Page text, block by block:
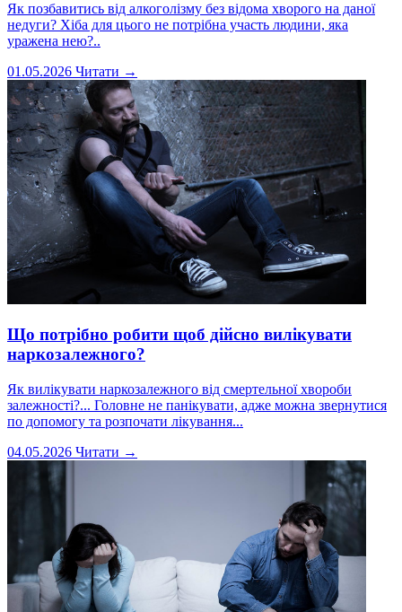
Як позбавитись від алкоголізму без відома хворого на даної
недуги? Хіба для цього не потрібна участь людини, яка
уражена нею?..
01.05.2026 Читати →
Що потрібно робити щоб дійсно вилікувати
наркозалежного?
Як вилікувати наркозалежного від смертельної хвороби
залежності?... Головне не панікувати, адже можна звернутися
по допомогу та розпочати лікування...
04.05.2026 Читати →